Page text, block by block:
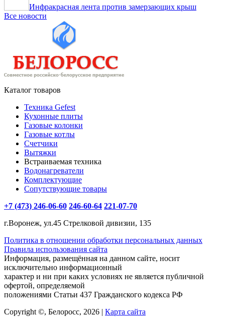
Инфракрасная лента против замерзающих крыш
Все новости
Каталог товаров
Техника Gefest
Кухонные плиты
Газовые колонки
Газовые котлы
Счетчики
Вытяжки
Встраиваемая техника
Водонагреватели
Комплектующие
Сопутствующие товары
+7 (473) 246-06-60 246-60-64 221-07-70
г.Воронеж, ул.45 Стрелковой дивизии, 135
Политика в отношении обработки персональных данных
Правила использования сайта
Информация, размещённая на данном сайте, носит
исключительно информационный
характер и ни при каких условиях не является публичной
офертой, определяемой
положениями Статьи 437 Гражданского кодекса РФ
Copyright ©, Белоросс, 2026 | Карта сайта